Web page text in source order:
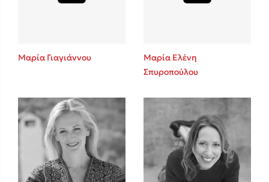
Στέφανος Ξενάκης
Το λεξικό της ζωής σου
Μαρία Γιαγιάννου
Μαρία Ελένη
Σπυροπούλου